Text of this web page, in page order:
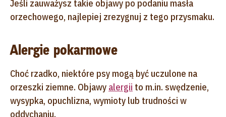
Jeśli zauważysz takie objawy po podaniu masła
orzechowego, najlepiej zrezygnuj z tego przysmaku.
Alergie pokarmowe
Choć rzadko, niektóre psy mogą być uczulone na
orzeszki ziemne. Objawy alergii to m.in. swędzenie,
wysypka, opuchlizna, wymioty lub trudności w
oddychaniu.